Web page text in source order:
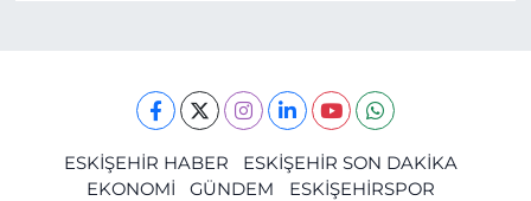
ESKİŞEHİR HABER
ESKİŞEHİR SON DAKİKA
EKONOMİ
GÜNDEM
ESKİŞEHİRSPOR